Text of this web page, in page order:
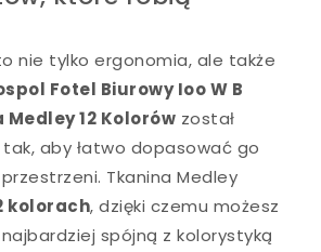
nie tylko ergonomia, ale także
Fotel Biurowy Ioo W B
12 Kolorów został
aby łatwo dopasować go
Tkanina Medley
kolorach, dzięki czemu możesz
spójną z kolorystyką